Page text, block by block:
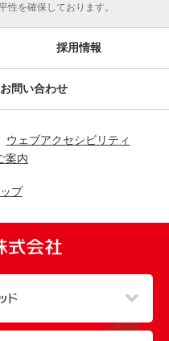
性を確保しております。
採用情報
問い合わせ
ウェブアクセシビリティ
案内
プ
ます）